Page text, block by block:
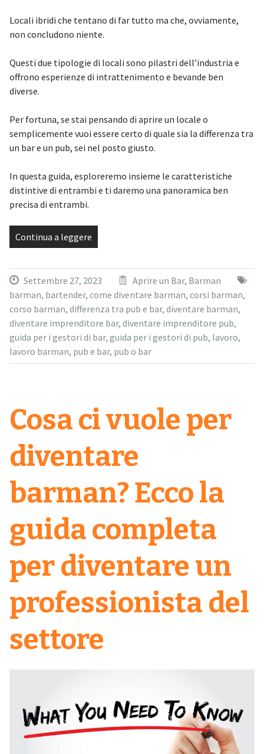
Locali ibridi che tentano di far tutto ma che, ovviamente,
non concludono niente.
Questi due tipologie di locali sono pilastri dell’industria e
offrono esperienze di intrattenimento e bevande ben
diverse.
Per fortuna, se stai pensando di aprire un locale o
semplicemente vuoi essere certo di quale sia la differenza tra
un bar e un pub, sei nel posto giusto.
In questa guida, esploreremo insieme le caratteristiche
distintive di entrambi e ti daremo una panoramica ben
precisa di entrambi.
Continua a leggere
Settembre 27, 2023 Aprire un Bar, Barman
barman, bartender, come diventare barman, corsi barman,
corso barman, differenza tra pub e bar, diventare barman,
diventare imprenditore bar, diventare imprenditore pub,
guida per i gestori di bar, guida per i gestori di pub, lavoro,
lavoro barman, pub e bar, pub o bar
Cosa ci vuole per
diventare
barman? Ecco la
guida completa
per diventare un
professionista del
settore